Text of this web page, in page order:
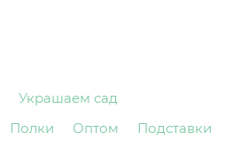
Украшаем сад
Полки Оптом
Подставки